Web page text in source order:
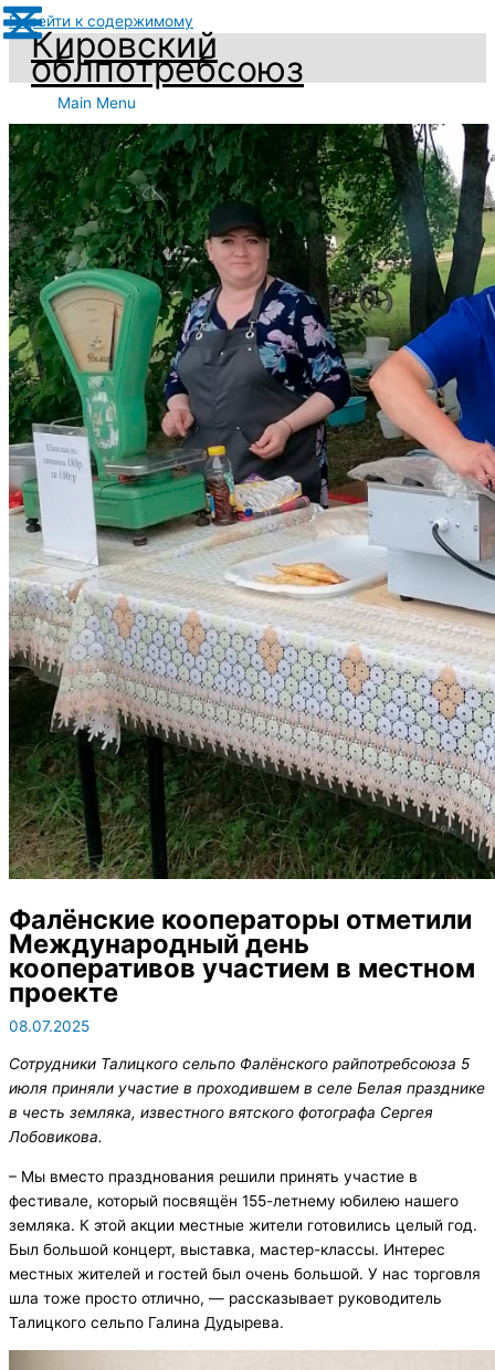
Перейти к содержимому
Кировский
облпотребсоюз
Main Menu
Фалёнские кооператоры отметили
Международный день
кооперативов участием в местном
проекте
08.07.2025
Сотрудники Талицкого сельпо Фалёнского райпотребсоюза 5
июля приняли участие в проходившем в селе Белая празднике
в честь земляка, известного вятского фотографа Сергея
Лобовикова.
– Мы вместо празднования решили принять участие в
фестивале, который посвящён 155-летнему юбилею нашего
земляка. К этой акции местные жители готовились целый год.
Был большой концерт, выставка, мастер-классы. Интерес
местных жителей и гостей был очень большой. У нас торговля
шла тоже просто отлично, — рассказывает руководитель
Талицкого сельпо Галина Дудырева.